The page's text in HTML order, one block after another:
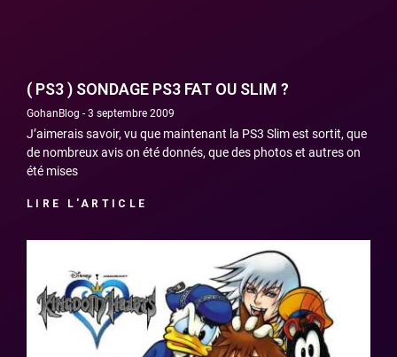
( PS3 ) SONDAGE PS3 FAT OU SLIM ?
GohanBlog 3 septembre 2009
J’aimerais savoir, vu que maintenant la PS3 Slim est sortit, que
de nombreux avis on été donnés, que des photos et autres on
été mises
LIRE L'ARTICLE